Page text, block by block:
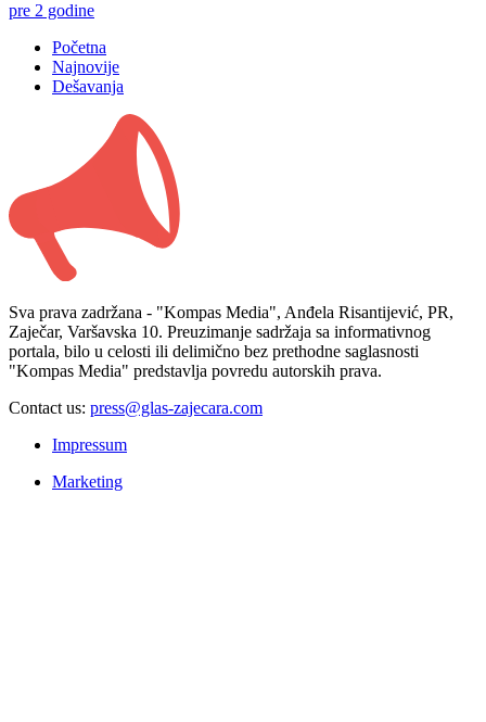
pre 2 godine
Početna
Najnovije
Dešavanja
Sva prava zadržana - "Kompas Media", Anđela Risantijević, PR,
Zaječar, Varšavska 10. Preuzimanje sadržaja sa informativnog
portala, bilo u celosti ili delimično bez prethodne saglasnosti
"Kompas Media" predstavlja povredu autorskih prava.
Contact us: press@glas-zajecara.com
Impressum
Marketing